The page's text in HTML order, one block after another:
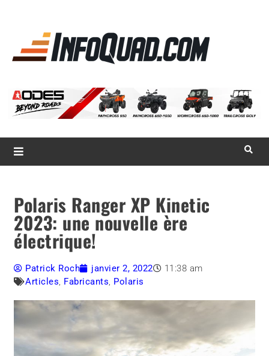
Magazine InfoQuad.com
Polaris Ranger XP Kinetic
2023: une nouvelle ère
électrique!
Patrick Roch janvier 2, 2022
11:38 am
Articles, Fabricants, Polaris